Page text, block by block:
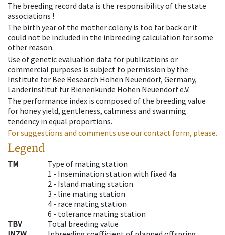
The breeding record data is the responsibility of the state
associations !
The birth year of the mother colony is too far back or it
could not be included in the inbreeding calculation for some
other reason.
Use of genetic evaluation data for publications or
commercial purposes is subject to permission by the
Institute for Bee Research Hohen Neuendorf, Germany,
Länderinstitut für Bienenkunde Hohen Neuendorf e.V.
The performance index is composed of the breeding value
for honey yield, gentleness, calmness and swarming
tendency in equal proportions.
For suggestions and comments use our contact form, please.
Legend
TM
Type of mating station
1 - Insemination station with fixed 4a
2 - Island mating station
3 - line mating station
4 - race mating station
6 - tolerance mating station
TBV
Total breeding value